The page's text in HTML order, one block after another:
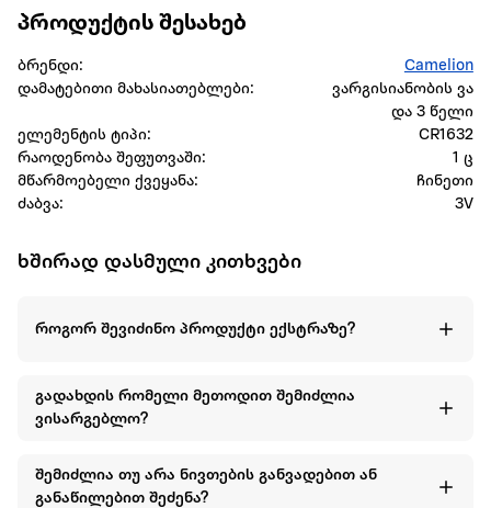
პროდუქტის შესახებ
ბრენდი:
Camelion
დამატებითი მახასიათებლები:
ვარგისიანობის ვა
და 3 წელი
ელემენტის ტიპი:
CR1632
რაოდენობა შეფუთვაში:
1 ც
მწარმოებელი ქვეყანა:
ჩინეთი
ძაბვა:
3V
ხშირად დასმული კითხვები
როგორ შევიძინო პროდუქტი ექსტრაზე?
გადახდის რომელი მეთოდით შემიძლია
ვისარგებლო?
შემიძლია თუ არა ნივთების განვადებით ან
განაწილებით შეძენა?